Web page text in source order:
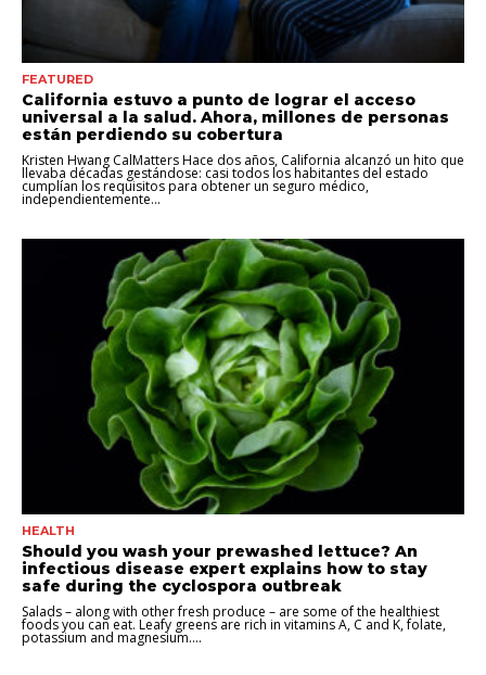
FEATURED
California estuvo a punto de lograr el acceso
universal a la salud. Ahora, millones de personas
están perdiendo su cobertura
Kristen Hwang CalMatters Hace dos años, California alcanzó un hito que
llevaba décadas gestándose: casi todos los habitantes del estado
cumplían los requisitos para obtener un seguro médico,
independientemente...
HEALTH
Should you wash your prewashed lettuce? An
infectious disease expert explains how to stay
safe during the cyclospora outbreak
Salads – along with other fresh produce – are some of the healthiest
foods you can eat. Leafy greens are rich in vitamins A, C and K, folate,
potassium and magnesium....